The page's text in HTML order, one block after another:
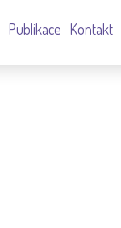
Publikace Kontakt